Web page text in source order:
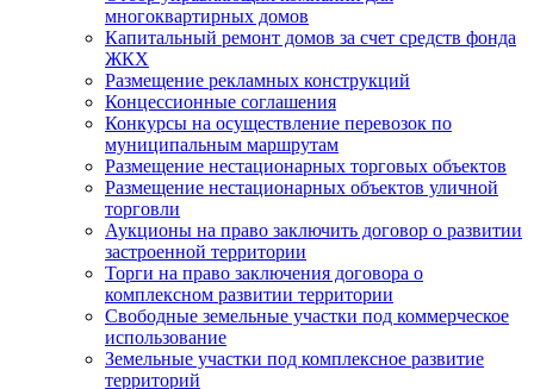
многоквартирных домов
Капитальный ремонт домов за счет средств фонда
ЖКХ
Размещение рекламных конструкций
Концессионные соглашения
Конкурсы на осуществление перевозок по
муниципальным маршрутам
Размещение нестационарных торговых объектов
Размещение нестационарных объектов уличной
торговли
Аукционы на право заключить договор о развитии
застроенной территории
Торги на право заключения договора о
комплексном развитии территории
Свободные земельные участки под коммерческое
использование
Земельные участки под комплексное развитие
территорий